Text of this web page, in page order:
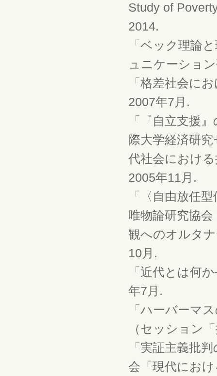
Study of
2014.
「ベック理論
ュニケーショ
「格差社会に
2007年7月.
「『自立支援
際大学経済研
代社会におけ
2005年11月.
「〈自由放任
唯物論研究協
観へのオルタ
10月.
「近代とは何
年7月.
「ハーバーマ
（セッション
「実証主義批
会「現代にお